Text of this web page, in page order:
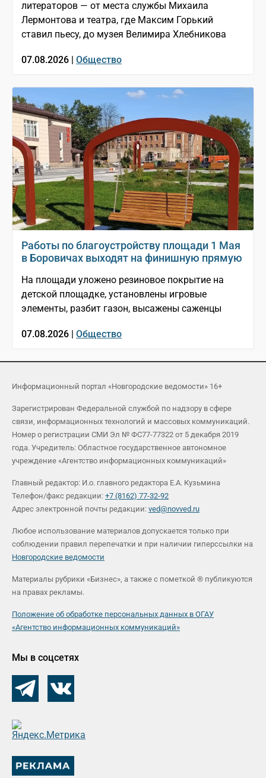
литераторов — от места службы Михаила
Лермонтова и театра, где Максим Горький
ставил пьесу, до музея Велимира Хлебникова
07.08.2026 | Общество
Работы по благоустройству площади 1 Мая
в Боровичах выходят на финишную прямую
На площади уложено резиновое покрытие на
детской площадке, установлены игровые
элементы, разбит газон, высажены саженцы
07.08.2026 | Общество
Информационный портал «Новгородские ведомости» 16+
Зарегистрирован Федеральной службой по надзору в сфере
связи, информационных технологий и массовых коммуникаций.
Номер о регистрации СМИ Эл № ФС77-77322 от 5 декабря 2019
года. Учредитель: Областное государственное автономное
учреждение «Агентство информационных коммуникаций»
Главный редактор: И.о. главного редактора Е.А. Кузьмина
Телефон/факс редакции: +7 (8162) 77-32-92
Адрес электронной почты редакции: ved@novved.ru
Любое использование материалов допускается только при
соблюдении правил перепечатки и при наличии гиперссылки на
Новгородские ведомости
Материалы рубрики «Бизнес», а также с пометкой ® публикуются
на правах рекламы.
Положение об обработке персональных данных в ОГАУ
«Агентство информационных коммуникаций»
Мы в соцсетях